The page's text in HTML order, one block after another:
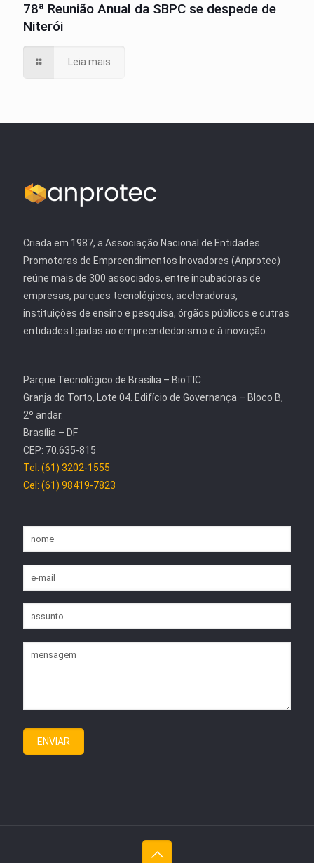
78ª Reunião Anual da SBPC se despede de
Niterói
Leia mais
Criada em 1987, a Associação Nacional de Entidades
Promotoras de Empreendimentos Inovadores (Anprotec)
reúne mais de 300 associados, entre incubadoras de
empresas, parques tecnológicos, aceleradoras,
instituições de ensino e pesquisa, órgãos públicos e outras
entidades ligadas ao empreendedorismo e à inovação.
Parque Tecnológico de Brasília – BioTIC
Granja do Torto, Lote 04. Edifício de Governança – Bloco B,
2º andar.
Brasília – DF
CEP: 70.635-815
Tel: (61) 3202-1555
Cel: (61) 98419-7823